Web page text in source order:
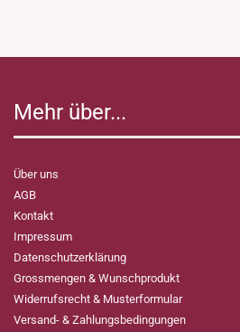
Mehr über...
Über uns
AGB
Kontakt
Impressum
Datenschutzerklärung
Grossmengen & Wunschprodukt
Widerrufsrecht & Musterformular
Versand- & Zahlungsbedingungen